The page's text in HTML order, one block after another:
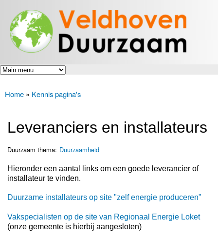
en naar
de inhoud
gaan
Veldhoven
Duurzaam
Energiek
naar de
toekomst
U bent hier
Home » Kennis pagina's
Leveranciers en installateurs
Duurzaam thema: Duurzaamheid
Hieronder een aantal links om een goede leverancier of
installateur te vinden.
Duurzame installateurs op site "zelf energie produceren"
Vakspecialisten op de site van Regionaal Energie Loket
(onze gemeente is hierbij aangesloten)